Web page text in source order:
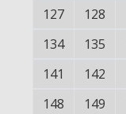
127
128
134
135
141
142
148
149